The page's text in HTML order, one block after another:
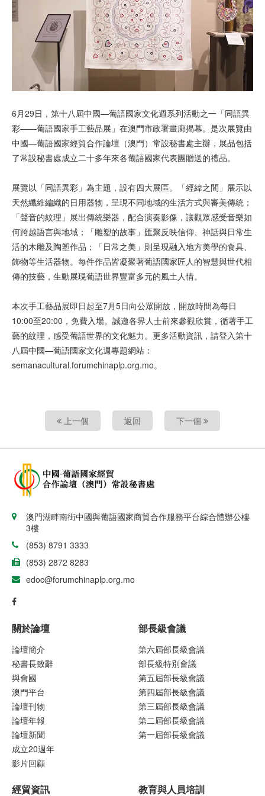
6月29日，第十八屆中國—葡語國家文化週系列活動之一「同語異
彩——葡語國家手工藝品展」在澳門市政署畫廊揭幕。是次展覽由
中國—葡語國家經貿合作論壇（澳門）常設秘書處主辦，展品包括
了常設秘書處成立二十多年來各葡語國家代表團贈送的禮品。
展覽以「同語異彩」為主題，設有四大展區。「經緯之間」展示以
天然纖維編織的日用器物，呈現不同地域的生活方式與審美傳統；
「聲音的紋理」展出傳統樂器，配合演奏影像，讓觀眾感受音樂如
何跨越語言與地域；「雕塑的故事」匯聚反映信仰、神話與日常生
活的木雕及陶塑作品；「日常之美」則呈現融入地方美學的食具、
飾物等生活器物。每件作品皆凝聚著葡語國家匠人的智慧與世代相
傳的技藝，生動展現葡語世界豐富多元的風土人情。
本次手工藝品展即日起至7月5日向公眾開放，開放時間為每日
10:00至20:00，免費入場。誠邀各界人士前來參觀欣賞，循著手工
藝的紋理，感受葡語世界的文化魅力。更多活動資訊，請登入第十
八屆中國—葡語國家文化週專題網站：
semanacultural.forumchinaplp.org.mo。
上一個 返回 下一個
澳門湖畔南街中國與葡語國家商貿合作服務平台綜合體辦公樓
3樓
(853) 8791 3333
(853) 2872 8283
edoc@forumchinaplp.org.mo
關於論壇
論壇簡介
秘書長致辭
與會國
澳門平台
論壇刊物
論壇年報
論壇新聞
成立20週年
影片回顧
部長級會議
第六屆部長級會議
部長級特別會議
第五屆部長級會議
第四屆部長級會議
第三屆部長級會議
第二屆部長級會議
第一屆部長級會議
經貿資訊 教育與人員培訓